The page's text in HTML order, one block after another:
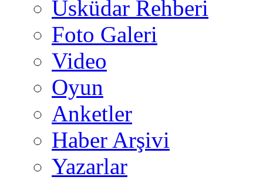
Üsküdar Rehberi
Foto Galeri
Video
Oyun
Anketler
Haber Arşivi
Yazarlar